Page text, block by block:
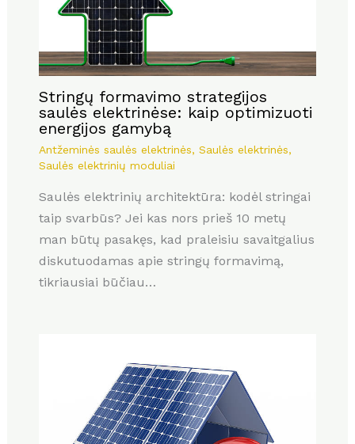
Stringų formavimo strategijos
saulės elektrinėse: kaip optimizuoti
energijos gamybą
Antžeminės saulės elektrinės, Saulės elektrinės,
Saulės elektrinių moduliai
Saulės elektrinių architektūra: kodėl stringai
taip svarbūs? Jei kas nors prieš 10 metų
man būtų pasakęs, kad praleisiu savaitgalius
diskutuodamas apie stringų formavimą,
tikriausiai būčiau…